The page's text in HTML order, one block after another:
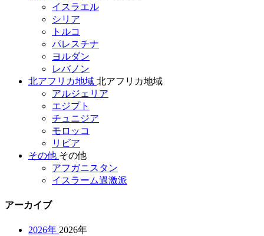
イスラエル
シリア
トルコ
パレスチナ
ヨルダン
レバノン
北アフリカ地域 北アフリカ地域
アルジェリア
エジプト
チュニジア
モロッコ
リビア
その他 その他
アフガニスタン
イスラーム過激派
アーカイブ
2026年 2026年